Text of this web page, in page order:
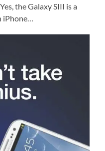
the Galaxy SIII is a
iPhone…